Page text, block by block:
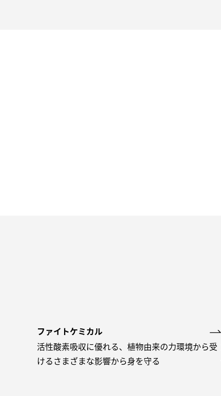
ファイトケミカル
活性酸素吸収に優れる、植物由来の力環境から受
けるさまざまな影響から身を守る